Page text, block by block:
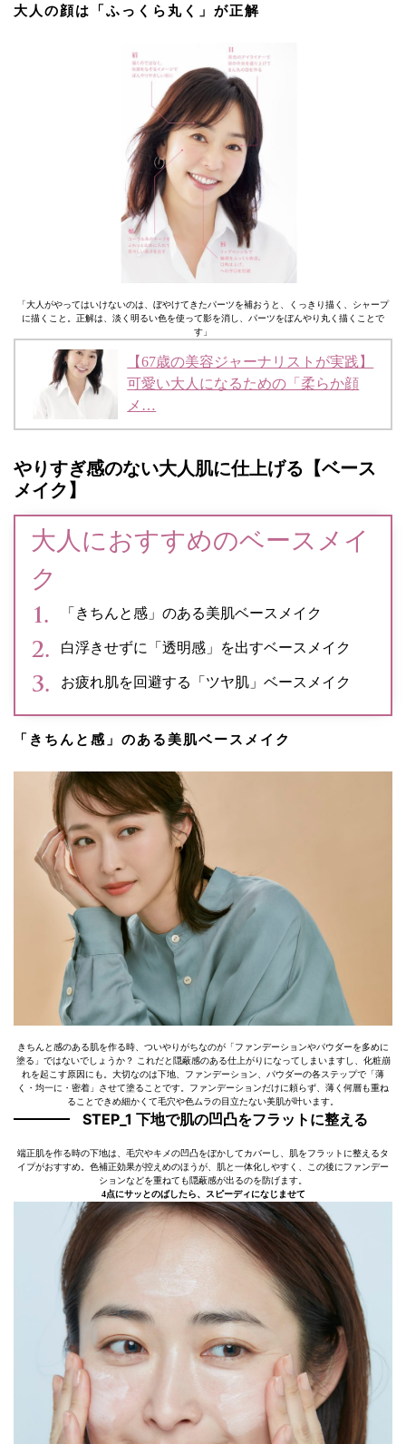
大人の顔は「ふっくら丸く」が正解
「大人がやってはいけないのは、ぼやけてきたパーツを補おうと、くっきり描く、シャープ
に描くこと。正解は、淡く明るい色を使って影を消し、パーツをぼんやり丸く描くことで
す」
【67歳の美容ジャーナリストが実践】
可愛い大人になるための「柔らか顔
メ…
やりすぎ感のない大人肌に仕上げる【ベース
メイク】
大人におすすめのベースメイ
ク
「きちんと感」のある美肌ベースメイク
白浮きせずに「透明感」を出すベースメイク
お疲れ肌を回避する「ツヤ肌」ベースメイク
「きちんと感」のある美肌ベースメイク
きちんと感のある肌を作る時、ついやりがちなのが「ファンデーションやパウダーを多めに
塗る」ではないでしょうか？ これだと隠蔽感のある仕上がりになってしまいますし、化粧崩
れを起こす原因にも。大切なのは下地、ファンデーション、パウダーの各ステップで「薄
く・均一に・密着」させて塗ることです。ファンデーションだけに頼らず、薄く何層も重ね
ることできめ細かくて毛穴や色ムラの目立たない美肌が叶います。
STEP_1 下地で肌の凹凸をフラットに整える
端正肌を作る時の下地は、毛穴やキメの凹凸をぼかしてカバーし、肌をフラットに整えるタ
イプがおすすめ。色補正効果が控えめのほうが、肌と一体化しやすく、この後にファンデー
ションなどを重ねても隠蔽感が出るのを防げます。
4点にサッとのばしたら、スピーディになじませて